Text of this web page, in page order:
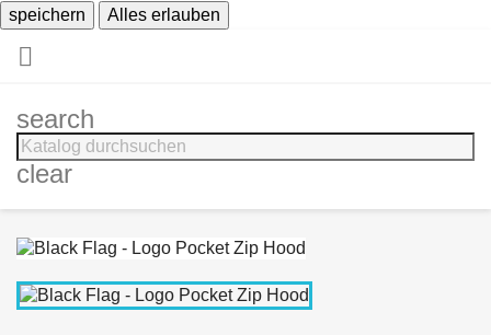
speichern
Alles erlauben

search
clear